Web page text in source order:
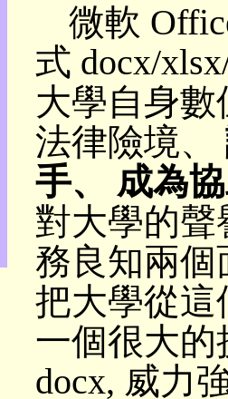
English
微軟
式 docx/
大學自身
法律險境、
手、 成為
對大學的
務良知兩個
把大學從這
一個很大的
docx, 威力